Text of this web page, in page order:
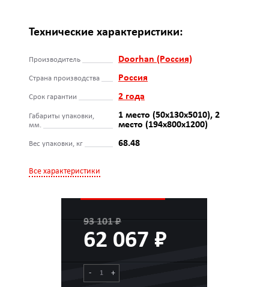
Технические характеристики:
Производитель Doorhan (Россия)
Страна производства Россия
Срок гарантии 2 года
Габариты упаковки,
мм.
1 место (50х130х5010), 2
место (194х800х1200)
Вес упаковки, кг 68.48
Все характеристики
93 101 ₽
62 067 ₽
- +